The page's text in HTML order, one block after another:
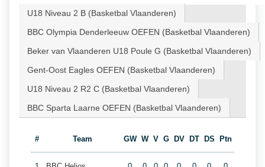
U18 Niveau 2 B (Basketbal Vlaanderen)
BBC Olympia Denderleeuw OEFEN (Basketbal Vlaanderen)
Beker van Vlaanderen U18 Poule G (Basketbal Vlaanderen)
Gent-Oost Eagles OEFEN (Basketbal Vlaanderen)
U18 Niveau 2 R2 C (Basketbal Vlaanderen)
BBC Sparta Laarne OEFEN (Basketbal Vlaanderen)
# Team GW W V G DV DT DS Ptn